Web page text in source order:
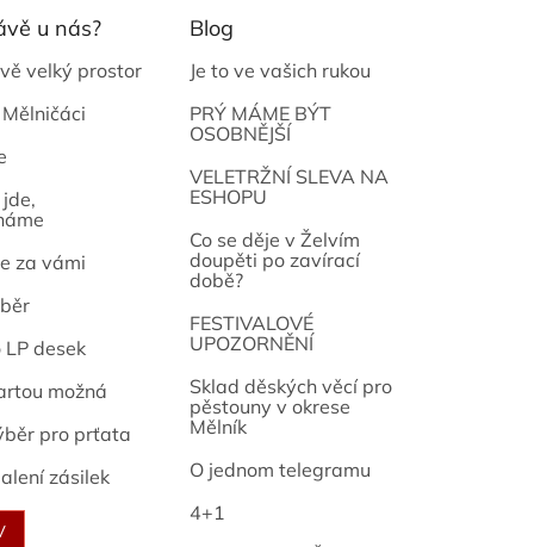
u nás?
velký prostor
za vámi
desek
možná
pro prťata
zásilek
Blog
Je to ve vašich rukou
PRÝ MÁME BÝT
OSOBNĚJŠÍ
VELETRŽNÍ SLEVA NA
ESHOPU
Co se děje v Želvím
doupěti po zavírací
době?
FESTIVALOVÉ
UPOZORNĚNÍ
Sklad děských věcí pro
pěstouny v okrese
Mělník
O jednom telegramu
4+1